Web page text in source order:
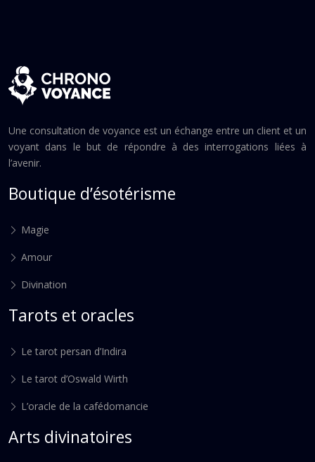
Une consultation de voyance est un échange entre un client et un
voyant dans le but de répondre à des interrogations liées à
l’avenir.
Boutique d’ésotérisme
Magie
Amour
Divination
Tarots et oracles
Le tarot persan d’Indira
Le tarot d’Oswald Wirth
L’oracle de la cafédomancie
Arts divinatoires